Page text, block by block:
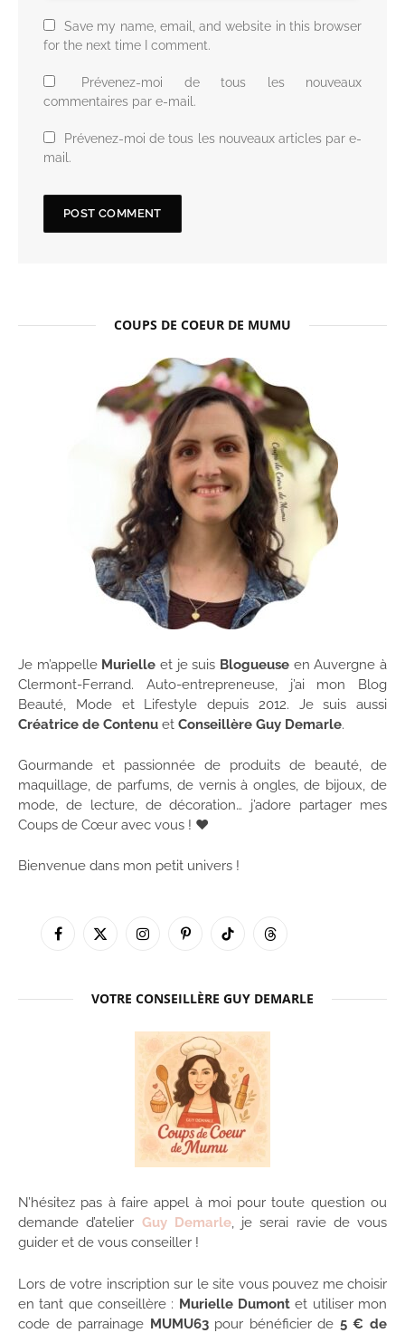
Save my name, email, and website in this browser
for the next time I comment.
Prévenez-moi de tous les nouveaux
commentaires par e-mail.
Prévenez-moi de tous les nouveaux articles par e-
mail.
COUPS DE COEUR DE MUMU
Je m’appelle Murielle et je suis Blogueuse en Auvergne à
Clermont-Ferrand. Auto-entrepreneuse, j’ai mon Blog
Beauté, Mode et Lifestyle depuis 2012. Je suis aussi
Créatrice de Contenu et Conseillère Guy Demarle.
Gourmande et passionnée de produits de beauté, de
maquillage, de parfums, de vernis à ongles, de bijoux, de
mode, de lecture, de décoration… j’adore partager mes
Coups de Cœur avec vous ! ♥
Bienvenue dans mon petit univers !
Facebook
X
InstagramPinterestTikTok Threads
VOTRE CONSEILLÈRE GUY DEMARLE
N’hésitez pas à faire appel à moi pour toute question ou
demande d’atelier Guy Demarle, je serai ravie de vous
guider et de vous conseiller !
Lors de votre inscription sur le site vous pouvez me choisir
en tant que conseillère : Murielle Dumont et utiliser mon
code de parrainage MUMU63pour bénéficier de 5 € de